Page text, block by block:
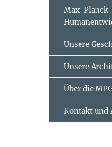
Max-
Unsere
Unsere
Über die
Kontakt und